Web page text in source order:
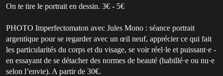
On te tire le portrait en dessin. 3€ - 5€
PHOTO Imperfectomaton avec Jules Mono : séance portrait
argentique pour se regarder avec un œil neuf, apprécier ce qui fait
les particularités du corps et du visage, se voir réel·le et puissant·e -
en essayant de se détacher des normes de beauté (habillé·e ou nu·e
selon l’envie). A partir de 30€.